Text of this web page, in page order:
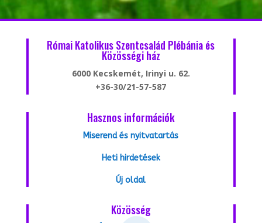
Római Katolikus Szentcsalád Plébánia és
Közösségi ház
6000 Kecskemét, Irinyi u. 62.
+36-30/21-57-587
Hasznos információk
Miserend és nyitvatartás
Heti hirdetések
Új oldal
Közösség